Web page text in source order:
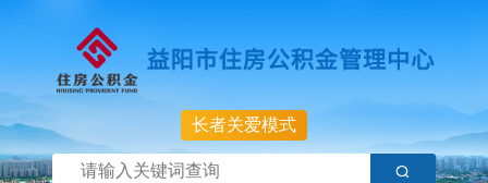
长者关爱模式